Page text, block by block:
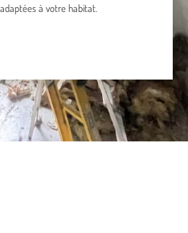
à votre habitat.